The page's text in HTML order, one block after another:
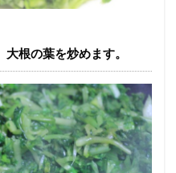
根の葉を炒めます。